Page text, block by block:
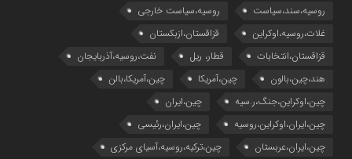
روسیه،سند،سیاست
روسیه،سیاست خارجی
غلات،روسیه،اوکراین
قزاقستان،ازبکستان
قزاقستان،انتخابات
قطار، ریل
نفت،روسیه،آذربایجان
هند،چین،بالون
چین،آمریکا
چین،آمریکا،بالن
چین،اوکراین،جنگ،ر.سیه
چین،ایران
چین،ایران،اوکراین،روسیه
چین،ایران،رئیسی
چین،ایران،عربستان
چین،ترکیه،روسیه،آسیای مرکزی